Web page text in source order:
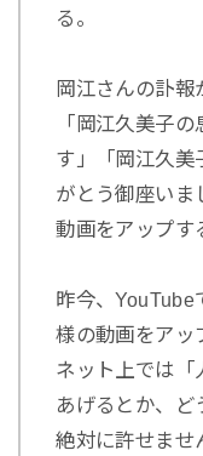
る。
岡江さんの訃報
「岡江久美子
す」「岡江久美
がとう御座いま
動画をアップす
昨今、YouTube
様の動画をアッ
ネット上では「
あげるとか、ど
絶対に許せませ